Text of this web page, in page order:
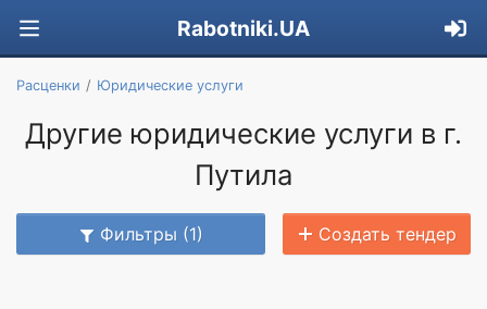
Rabotniki.UA
Расценки Юридические услуги
Другие юридические услуги в г.
Путила
Фильтры (1) Создать тендер